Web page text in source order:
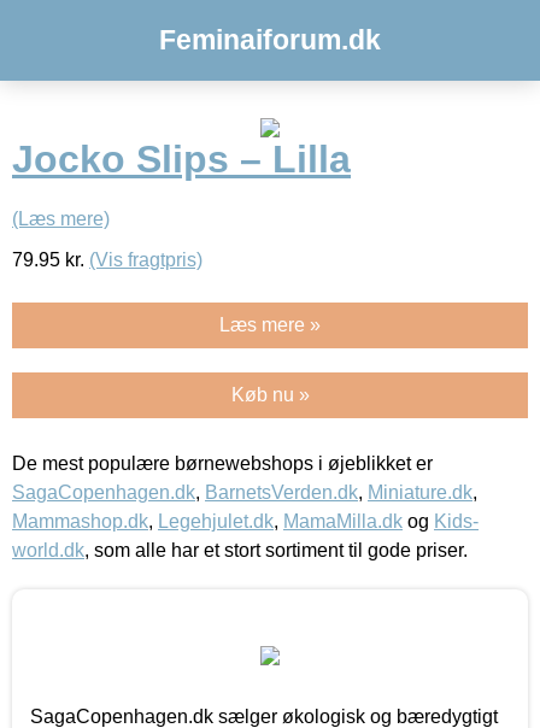
Feminaiforum.dk
Jocko Slips – Lilla
(Læs mere)
79.95 kr. (Vis fragtpris)
Læs mere »
Køb nu »
De mest populære børnewebshops i øjeblikket er
SagaCopenhagen.dk, BarnetsVerden.dk, Miniature.dk,
Mammashop.dk, Legehjulet.dk, MamaMilla.dk og Kids-
world.dk, som alle har et stort sortiment til gode priser.
SagaCopenhagen.dk sælger økologisk og bæredygtigt